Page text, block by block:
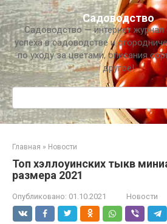
Перейти
к
контенту
Садоводство
Садоводство — интернет журнал
успеха в садоводстве и
по уходу за цветами, описания
другое!
Поиск:
Главная » Новости
Топ хэллоуинских тыкв
размера 2021
Опубликовано: 01.10.2021 Новости